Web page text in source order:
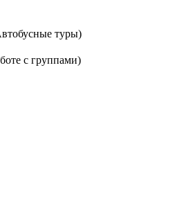
туры)
с группами)